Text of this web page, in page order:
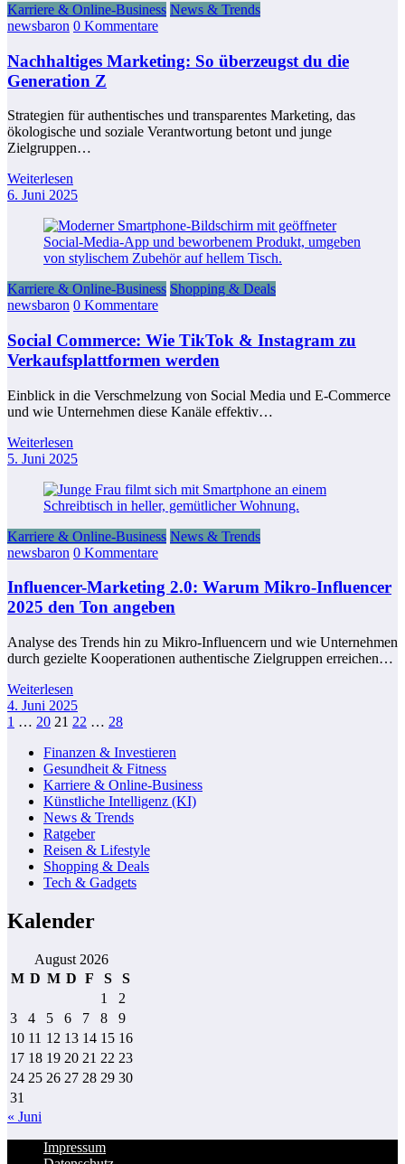
Karriere & Online-Business News & Trends
newsbaron 0 Kommentare
Nachhaltiges Marketing: So überzeugst du die
Generation Z
Strategien für authentisches und transparentes Marketing, das
ökologische und soziale Verantwortung betont und junge
Zielgruppen…
Weiterlesen
6. Juni 2025
Karriere & Online-Business Shopping & Deals
newsbaron 0 Kommentare
Social Commerce: Wie TikTok & Instagram zu
Verkaufsplattformen werden
Einblick in die Verschmelzung von Social Media und E-Commerce
und wie Unternehmen diese Kanäle effektiv…
Weiterlesen
5. Juni 2025
Karriere & Online-Business News & Trends
newsbaron 0 Kommentare
Influencer-Marketing 2.0: Warum Mikro-Influencer
2025 den Ton angeben
Analyse des Trends hin zu Mikro-Influencern und wie Unternehmen
durch gezielte Kooperationen authentische Zielgruppen erreichen…
Weiterlesen
4. Juni 2025
Seitennummerierung
der
Beiträge
1 … 20 21 22 … 28
Finanzen & Investieren
Gesundheit & Fitness
Karriere & Online-Business
Künstliche Intelligenz (KI)
News & Trends
Ratgeber
Reisen & Lifestyle
Shopping & Deals
Tech & Gadgets
Kalender
August 2026
M D M D F S
S
1
2
3
4 5 6 7 8
9
10 11 12 13 14 15 16
17 18 19 20 21 22 23
24 25 26 27 28 29 30
31
« Juni
Impressum